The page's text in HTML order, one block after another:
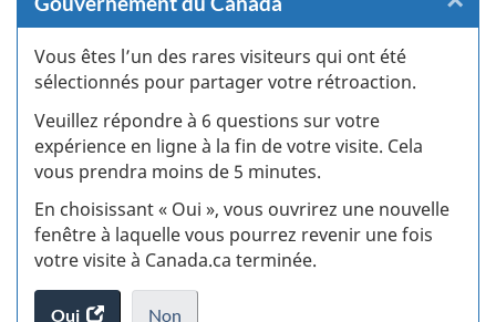
Vous êtes l’un des rares visiteurs qui ont été
sélectionnés pour partager votre rétroaction.
Veuillez répondre à 6 questions sur votre
expérience en ligne à la fin de votre visite. Cela
vous prendra moins de 5 minutes.
En choisissant « Oui », vous ouvrirez une nouvelle
fenêtre à laquelle vous pourrez revenir une fois
votre visite à Canada.ca terminée.
Oui
accéder
Non